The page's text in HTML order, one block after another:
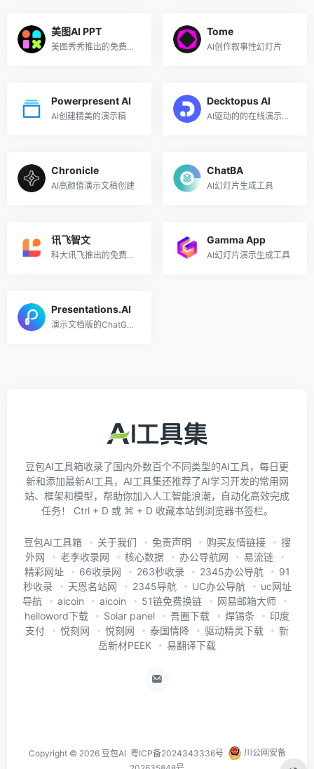
美图AI PPT
美图秀秀推出的免费在线AI生成PPT设计工具
Tome
AI创作叙事性幻灯片
Powerpresent AI
AI创建精美的演示稿
Decktopus AI
AI驱动的的在线演示文稿生成器
Chronicle
AI高颜值演示文稿创建
ChatBA
AI幻灯片生成工具
讯飞智文
科大讯飞推出的免费AI PPT生成工具
Gamma App
AI幻灯片演示生成工具
Presentations.AI
演示文档版的ChatGPT
豆包AI工具箱收录了国内外数百个不同类型的AI工具，每日更
新和添加最新AI工具，AI工具集还推荐了AI学习开发的常用网
站、框架和模型，帮助你加入人工智能浪潮，自动化高效完成
任务！ Ctrl + D 或 ⌘ + D 收藏本站到浏览器书签栏。
豆包AI工具箱 关于我们 免责声明 购买友情链接
搜
外网
老李收录网 核心数据 办公导航网
易流链
精彩网址
66收录网 263秒收录 2345办公导航
91
秒收录
天恩名站网 2345导航 UC办公导航
uc网址
导航
aicoin aicoin 51链免费换链
网易邮箱大师
helloword下载
Solar panel 吾圈下载 焊锡条
印度
支付
悦刻网 悦刻网 泰国情降 驱动精灵下载
新
岳新材PEEK
易翻译下载
Copyright © 2026 豆包AI 粤ICP备2024343336号
川公网安备